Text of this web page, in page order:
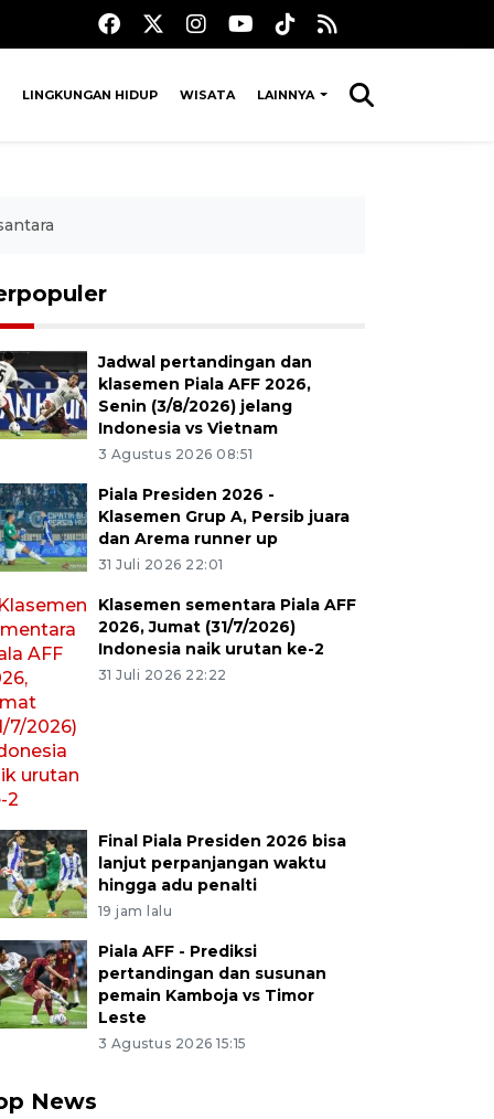
LINGKUNGAN HIDUP WISATA LAINNYA
Jadwal pertandingan dan
klasemen Piala AFF 2026,
Senin (3/8/2026) jelang
Indonesia vs Vietnam
3 Agustus 2026 08:51
Piala Presiden 2026 -
Klasemen Grup A, Persib juara
dan Arema runner up
31 Juli 2026 22:01
Klasemen sementara Piala AFF
2026, Jumat (31/7/2026)
Indonesia naik urutan ke-2
31 Juli 2026 22:22
Final Piala Presiden 2026 bisa
lanjut perpanjangan waktu
hingga adu penalti
19 jam lalu
Piala AFF - Prediksi
pertandingan dan susunan
pemain Kamboja vs Timor
Leste
3 Agustus 2026 15:15
News